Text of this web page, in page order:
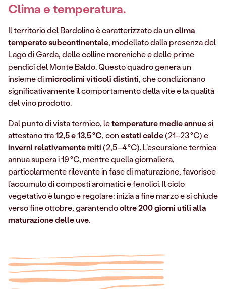
Clima e temperatura.
Il territorio del Bardolino è caratterizzato da unclima
temperato subcontinentale, modellato dalla presenza del
Lago di Garda, delle colline moreniche e delle prime
pendici del Monte Baldo. Questo quadro genera un
insieme dimicroclimi viticoli distinti, che condizionano
significativamente il comportamento della vite e la qualità
del vino prodotto.
Dal punto di vista termico, letemperature medie annuesi
attestano tra12,5 e 13,5°C, conestati calde(21–23 °C) e
inverni relativamente miti(2,5–4 °C). L’escursione termica
annua supera i 19 °C, mentre quella giornaliera,
particolarmente rilevante in fase di maturazione, favorisce
l’accumulo di composti aromatici e fenolici. Il ciclo
vegetativo è lungo e regolare: inizia a fine marzo e si chiude
verso fine ottobre, garantendooltre 200 giorni utili alla
maturazione delle uve.